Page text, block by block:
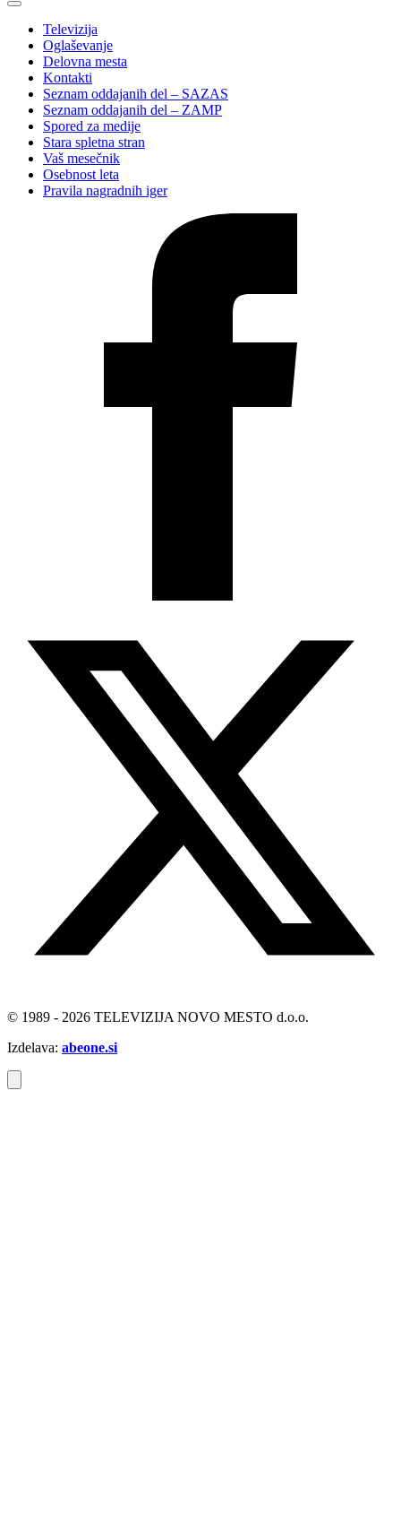
Televizija
Oglaševanje
Delovna mesta
Kontakti
Seznam oddajanih del – SAZAS
Seznam oddajanih del – ZAMP
Spored za medije
Stara spletna stran
Vaš mesečnik
Osebnost leta
Pravila nagradnih iger
© 1989 - 2026 TELEVIZIJA NOVO MESTO d.o.o.
Izdelava: abeone.si